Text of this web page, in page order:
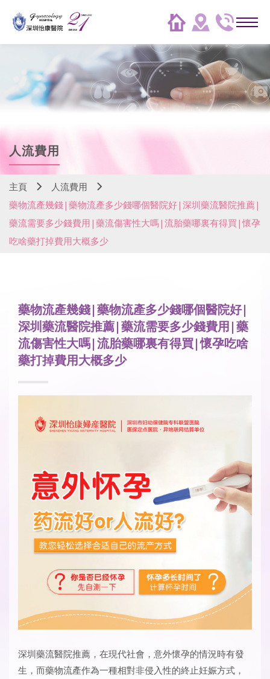
人流費用
主頁
人流費用
藥物流產幾錢|藥物流產多少錢哪個醫院好|深圳藥流醫院推薦|
藥流需要多少錢費用|藥流傷害性大嗎|流胎藥哪裏有得買|懷孕
吃啥藥打掉費用大概多少
藥物流產幾錢|藥物流產多少錢哪個醫院好|
深圳藥流醫院推薦|藥流需要多少錢費用|藥
流傷害性大嗎|流胎藥哪裏有得買|懷孕吃啥
藥打掉費用大概多少
深圳藥流醫院推薦 ，在現代社會，意外懷孕的情況時有發
生，而藥物流產作為一種相對非侵入性的終止妊娠方式，